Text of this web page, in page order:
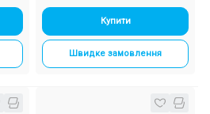
Купити
Швидке замовлення